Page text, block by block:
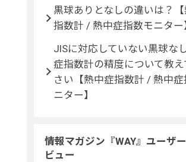
黒球ありとなしの違いは？
指数計 / 熱中症指数モニター
JISに対応していない黒球な
症指数計の精度について教え
さい【熱中症指数計 / 熱中症
ニター】
情報マガジン『WAY』ユーザ
ビュー